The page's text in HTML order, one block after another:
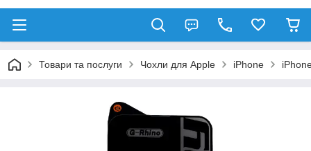
Товари та послуги Чохли для Apple iPhone